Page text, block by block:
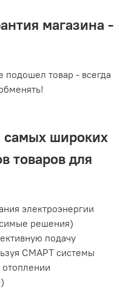
магазина -
подошел товар - всегда
самых широких
товаров для
электроэнергии
решения)
подачу
СМАРТ системы